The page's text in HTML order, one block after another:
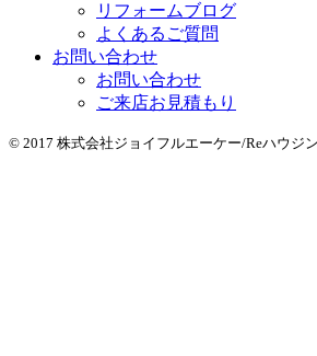
リフォームブログ
よくあるご質問
お問い合わせ
お問い合わせ
ご来店お見積もり
© 2017 株式会社ジョイフルエーケー/Reハウジ